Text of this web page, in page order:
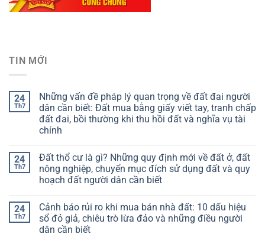
TIN MỚI
24
Th7
Những vấn đề pháp lý quan trọng về đất đai người
dân cần biết: Đất mua bằng giấy viết tay, tranh chấp
đất đai, bồi thường khi thu hồi đất và nghĩa vụ tài
chính
24
Th7
Đất thổ cư là gì? Những quy định mới về đất ở, đất
nông nghiệp, chuyển mục đích sử dụng đất và quy
hoạch đất người dân cần biết
24
Th7
Cảnh báo rủi ro khi mua bán nhà đất: 10 dấu hiệu
sổ đỏ giả, chiêu trò lừa đảo và những điều người
dân cần biết